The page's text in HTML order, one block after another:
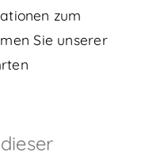
zum
Sie unserer